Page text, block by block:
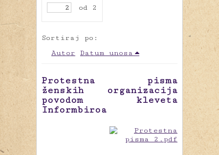
od 2
Sortiraj po:
Autor
Datum unosa
Protestna pisma
ženskih organizacija
povodom kleveta
Informbiroa